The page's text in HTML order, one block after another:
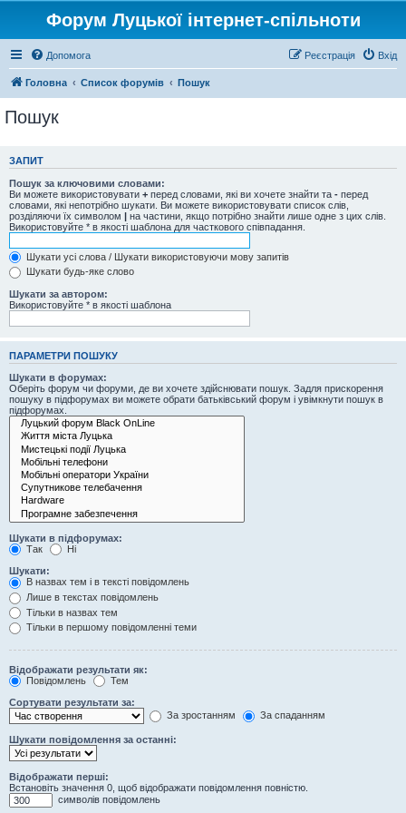
Форум Луцької інтернет-спільноти
Допомога Вхід
Реєстрація
Головна Список форумів Пошук
Пошук
ЗАПИТ
Пошук за ключовими словами:
Ви можете використовувати + перед словами, які ви хочете знайти та - перед
словами, які непотрібно шукати. Ви можете використовувати список слів,
розділяючи їх символом | на частини, якщо потрібно знайти лише одне з цих слів.
Використовуйте * в якості шаблона для часткового співпадання.
Шукати усі слова / Шукати використовуючи мову запитів
Шукати будь-яке слово
Шукати за автором:
Використовуйте * в якості шаблона
ПАРАМЕТРИ ПОШУКУ
Шукати в форумах:
Оберіть форум чи форуми, де ви хочете здійснювати пошук. Задля прискорення
пошуку в підфорумах ви можете обрати батьківський форум і увімкнути пошук в
підфорумах.
Шукати в підфорумах:
Так
Ні
Шукати:
В назвах тем і в тексті повідомлень
Лише в текстах повідомлень
Тільки в назвах тем
Тільки в першому повідомленні теми
Відображати результати як:
Повідомлень
Тем
Сортувати результати за:
За зростанням
За спаданням
Шукати повідомлення за останні:
Відображати перші:
Встановіть значення 0, щоб відображати повідомлення повністю.
символів повідомлень